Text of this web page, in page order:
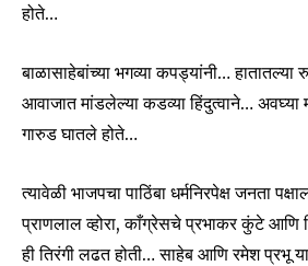
Join our community
SUBSCRIBERS and
conversation.
To subscribe, simply enter your email
or click the subscribe button below.
your privacy and won't spam your
safe with us.
होते…
बाळासाहेबांच्या भगव्या कपड्यांनी… हातातल्या
आवाजात मांडलेल्या कडव्या हिंदुत्वाने… अवघ्या
गारुड घातले होते…
त्यावेळी भाजपचा पाठिंबा धर्मनिरपेक्ष जनता
प्राणलाल व्होरा, काँग्रेसचे प्रभाकर कुंटे
ही तिरंगी लढत होती… साहेब आणि रमेश प्रभू या